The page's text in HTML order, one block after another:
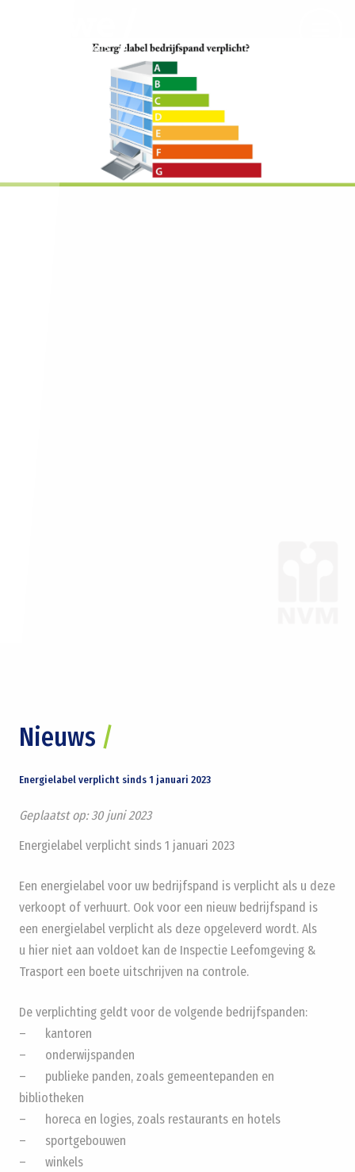
Nieuws /
Energielabel verplicht sinds 1 januari 2023
Geplaatst op:30 juni 2023
Energielabel verplicht sinds 1 januari 2023
Een energielabel voor uw bedrijfspand is verplicht als u deze
verkoopt of verhuurt. Ook voor een nieuw bedrijfspand is
een energielabel verplicht als deze opgeleverd wordt. Als
u hier niet aan voldoet kan de Inspectie Leefomgeving &
Trasport een boete uitschrijven na controle.
De verplichting geldt voor de volgende bedrijfspanden:
– kantoren
– onderwijspanden
– publieke panden, zoals gemeentepanden en
bibliotheken
– horeca en logies, zoals restaurants en hotels
– sportgebouwen
– winkels